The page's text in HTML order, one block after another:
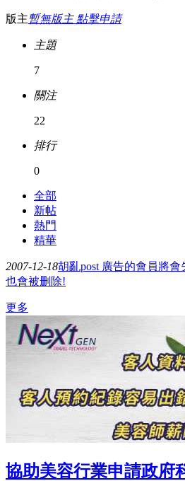
版主暫無版主 點擊申請
主題
7
關注
22
排行
0
全部
新帖
熱門
精華
2007-12-18胡亂post 廣告的會員將
也會被删除!
更多
協助美容行業申請政府